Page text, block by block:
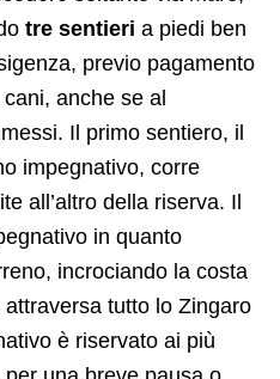
tre sentieri a piedi ben
previo pagamento
anche se al
Il primo sentiero, il
impegnativo, corre
all’altro della riserva. Il
in quanto
incrociando la costa
tutto lo Zingaro
è riservato ai più